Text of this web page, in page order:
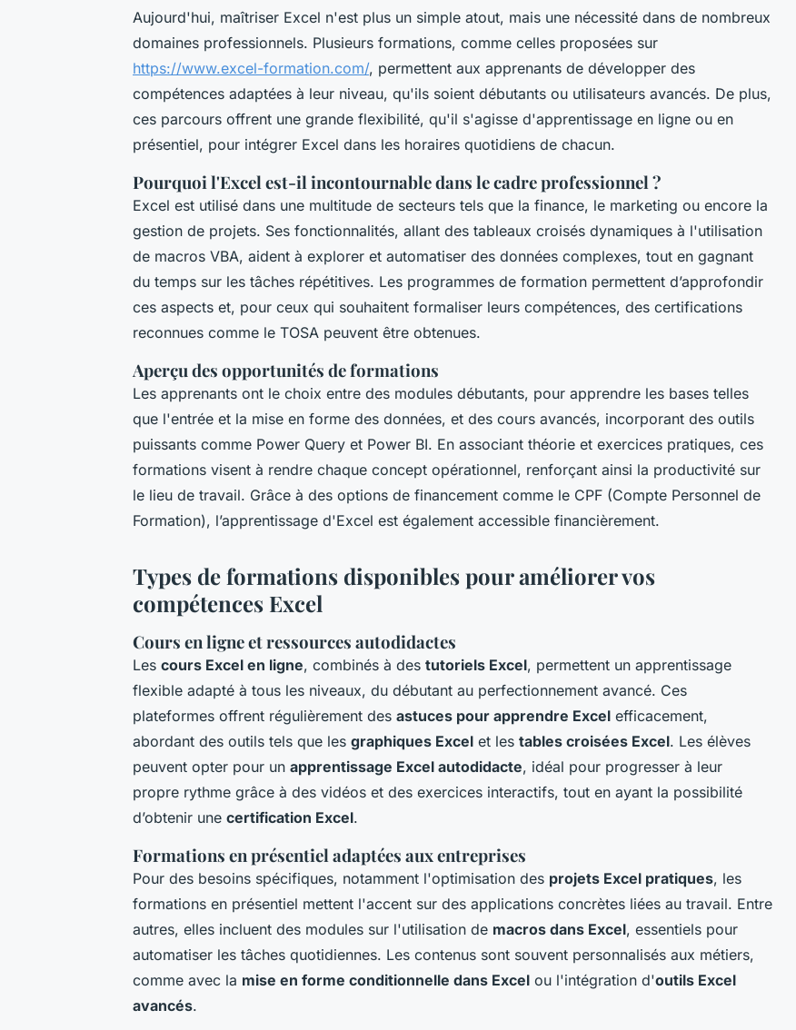
Aujourd'hui, maîtriser Excel n'est plus un simple atout, mais une nécessité dans de nombreux
domaines professionnels. Plusieurs formations, comme celles proposées sur
https://www.excel-formation.com/, permettent aux apprenants de développer des
compétences adaptées à leur niveau, qu'ils soient débutants ou utilisateurs avancés. De plus,
ces parcours offrent une grande flexibilité, qu'il s'agisse d'apprentissage en ligne ou en
présentiel, pour intégrer Excel dans les horaires quotidiens de chacun.
Pourquoi l'Excel est-il incontournable dans le cadre professionnel ?
Excel est utilisé dans une multitude de secteurs tels que la finance, le marketing ou encore la
gestion de projets. Ses fonctionnalités, allant des tableaux croisés dynamiques à l'utilisation
de macros VBA, aident à explorer et automatiser des données complexes, tout en gagnant
du temps sur les tâches répétitives. Les programmes de formation permettent d’approfondir
ces aspects et, pour ceux qui souhaitent formaliser leurs compétences, des certifications
reconnues comme le TOSA peuvent être obtenues.
Aperçu des opportunités de formations
Les apprenants ont le choix entre des modules débutants, pour apprendre les bases telles
que l'entrée et la mise en forme des données, et des cours avancés, incorporant des outils
puissants comme Power Query et Power BI. En associant théorie et exercices pratiques, ces
formations visent à rendre chaque concept opérationnel, renforçant ainsi la productivité sur
le lieu de travail. Grâce à des options de financement comme le CPF (Compte Personnel de
Formation), l’apprentissage d'Excel est également accessible financièrement.
Types de formations disponibles pour améliorer vos
compétences Excel
Cours en ligne et ressources autodidactes
Les cours Excel en ligne, combinés à des tutoriels Excel, permettent un apprentissage
flexible adapté à tous les niveaux, du débutant au perfectionnement avancé. Ces
plateformes offrent régulièrement des astuces pour apprendre Excel efficacement,
abordant des outils tels que les graphiques Excel et les tables croisées Excel. Les élèves
peuvent opter pour un apprentissage Excel autodidacte, idéal pour progresser à leur
propre rythme grâce à des vidéos et des exercices interactifs, tout en ayant la possibilité
d’obtenir une certification Excel.
Formations en présentiel adaptées aux entreprises
Pour des besoins spécifiques, notamment l'optimisation des projets Excel pratiques, les
formations en présentiel mettent l'accent sur des applications concrètes liées au travail. Entre
autres, elles incluent des modules sur l'utilisation de macros dans Excel, essentiels pour
automatiser les tâches quotidiennes. Les contenus sont souvent personnalisés aux métiers,
comme avec la mise en forme conditionnelle dans Excel ou l'intégration d'outils Excel
avancés.